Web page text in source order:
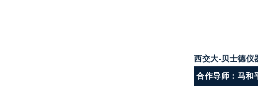
西交大-贝士德仪
合作导师：马和